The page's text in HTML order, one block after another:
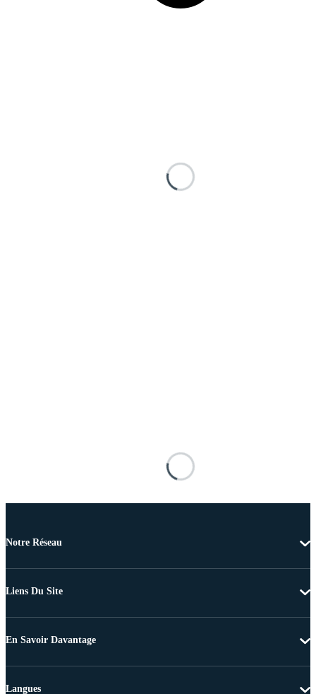
Notre Réseau
Liens Du Site
En Savoir Davantage
Langues